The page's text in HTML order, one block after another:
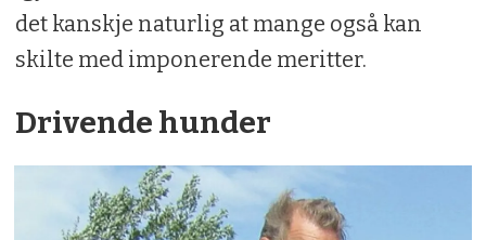
det kanskje naturlig at mange også kan
skilte med imponerende meritter.
Drivende hunder